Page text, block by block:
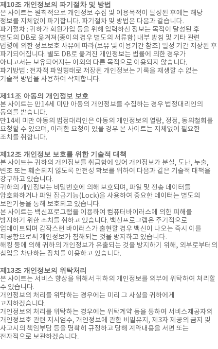
제10조 개인정보의 파기절차 및 방법
본 사이트는 원칙적으로 개인정보 수집 및 이용목적이 달성된 후에는 해당
정보를 지체없이 파기합니다. 파기절차 및 방법은 다음과 같습니다.
파기절차 : 귀하가 회원가입 등을 위해 입력하신 정보는 목적이 달성된 후
별도의 DB로 옮겨져(종이의 경우 별도의 서류함) 내부 방침 및 기타 관련
법령에 의한 정보보호 사유에 따라(보유 및 이용기간 참조) 일정 기간 저장된 후
파기되어집니다. 별도 DB로 옮겨진 개인정보는 법률에 의한 경우가
아니고서는 보유되어지는 이외의 다른 목적으로 이용되지 않습니다.
파기방법 : 전자적 파일형태로 저장된 개인정보는 기록을 재생할 수 없는
기술적 방법을 사용하여 삭제합니다.
제11조 아동의 개인정보 보호
본 사이트는 만14세 미만 아동의 개인정보를 수집하는 경우 법정대리인의
동의를 받습니다.
만14세 미만 아동의 법정대리인은 아동의 개인정보의 열람, 정정, 동의철회를
요청할 수 있으며, 이러한 요청이 있을 경우 본 사이트는 지체없이 필요한
조치를 취합니다.
제12조 개인정보 보호를 위한 기술적 대책
본 사이트는 귀하의 개인정보를 취급함에 있어 개인정보가 분실, 도난, 누출,
변조 또는 훼손되지 않도록 안전성 확보를 위하여 다음과 같은 기술적 대책을
강구하고 있습니다.
귀하의 개인정보는 비밀번호에 의해 보호되며, 파일 및 전송 데이터를
암호화하거나 파일 잠금기능(Lock)을 사용하여 중요한 데이터는 별도의
보안기능을 통해 보호되고 있습니다.
본 사이트는 백신프로그램을 이용하여 컴퓨터바이러스에 의한 피해를
방지하기 위한 조치를 취하고 있습니다. 백신프로그램은 주기적으로
업데이트되며 갑작스런 바이러스가 출현할 경우 백신이 나오는 즉시 이를
제공함으로써 개인정보가 침해되는 것을 방지하고 있습니다.
해킹 등에 의해 귀하의 개인정보가 유출되는 것을 방지하기 위해, 외부로부터의
침입을 차단하는 장치를 이용하고 있습니다.
제13조 개인정보의 위탁처리
본 사이트는 서비스 향상을 위해서 귀하의 개인정보를 외부에 위탁하여 처리할
수 있습니다.
개인정보의 처리를 위탁하는 경우에는 미리 그 사실을 귀하에게
고지하겠습니다.
개인정보의 처리를 위탁하는 경우에는 위탁계약 등을 통하여 서비스제공자의
개인정보호 관련 지시엄수, 개인정보에 관한 비밀유지, 제3자 제공의 금지 및
사고시의 책임부담 등을 명확히 규정하고 당해 계약내용을 서면 또는
전자적으로 보관하겠습니다.